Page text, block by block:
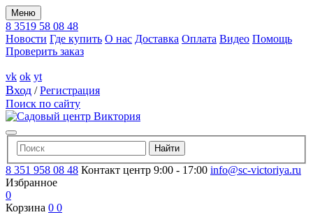
Меню
8 3519 58 08 48
Новости Где купить О нас Доставка Оплата Видео Помощь
Проверить заказ
vk ok yt
Вход /Регистрация
Поиск по сайту
8 351 958 08 48 Контакт центр 9:00 - 17:00 info@sc-victoriya.ru
Избранное
0
Корзина 0 0